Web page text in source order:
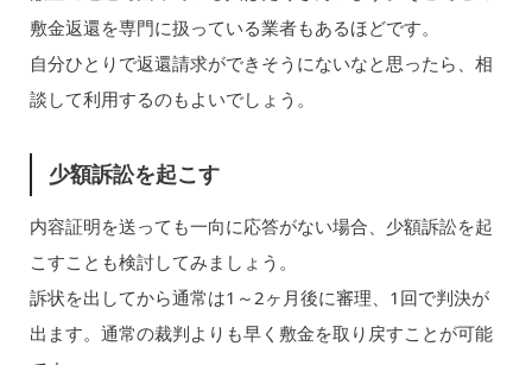
敷金返還を専門に扱っている業者もあるほどです。
自分ひとりで返還請求ができそうにないなと思ったら、相
談して利用するのもよいでしょう。
少額訴訟を起こす
内容証明を送っても一向に応答がない場合、少額訴訟を起
こすことも検討してみましょう。
訴状を出してから通常は1～2ヶ月後に審理、1回で判決が
出ます。通常の裁判よりも早く敷金を取り戻すことが可能